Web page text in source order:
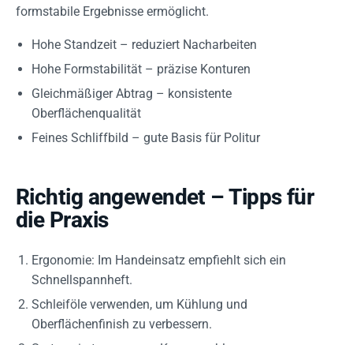
formstabile Ergebnisse ermöglicht.
Hohe Standzeit – reduziert Nacharbeiten
Hohe Formstabilität – präzise Konturen
Gleichmäßiger Abtrag – konsistente
Oberflächenqualität
Feines Schliffbild – gute Basis für Politur
Richtig angewendet – Tipps für
die Praxis
Ergonomie: Im Handeinsatz empfiehlt sich ein
Schnellspannheft.
Schleiföle verwenden, um Kühlung und
Oberflächenfinish zu verbessern.